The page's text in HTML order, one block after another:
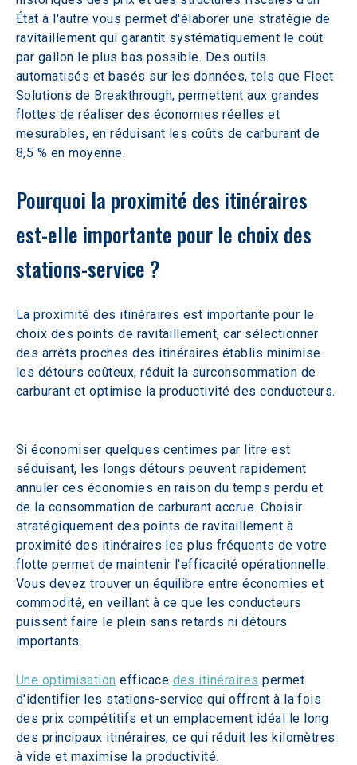
État à l'autre vous permet d'élaborer une stratégie de
ravitaillement qui garantit systématiquement le coût
par gallon le plus bas possible. Des outils
automatisés et basés sur les données, tels que Fleet
Solutions de Breakthrough, permettent aux grandes
flottes de réaliser des économies réelles et
mesurables, en réduisant les coûts de carburant de
8,5 % en moyenne.
Pourquoi la proximité des itinéraires
est-elle importante pour le choix des
stations-service ?
La proximité des itinéraires est importante pour le
choix des points de ravitaillement, car sélectionner
des arrêts proches des itinéraires établis minimise
les détours coûteux, réduit la surconsommation de
carburant et optimise la productivité des conducteurs.
Si économiser quelques centimes par litre est
séduisant, les longs détours peuvent rapidement
annuler ces économies en raison du temps perdu et
de la consommation de carburant accrue. Choisir
stratégiquement des points de ravitaillement à
proximité des itinéraires les plus fréquents de votre
flotte permet de maintenir l'efficacité opérationnelle.
Vous devez trouver un équilibre entre économies et
commodité, en veillant à ce que les conducteurs
puissent faire le plein sans retards ni détours
importants.
Une optimisation efficace des itinéraires permet
d'identifier les stations-service qui offrent à la fois
des prix compétitifs et un emplacement idéal le long
des principaux itinéraires, ce qui réduit les kilomètres
à vide et maximise la productivité.